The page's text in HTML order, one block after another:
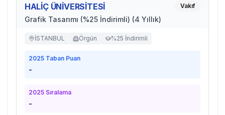
HALİÇ ÜNİVERSİTESİ
Grafik Tasarımı (%25 İndirimli) (4 Yıllık)
Vakıf
İSTANBUL Örgün %25 İndirimli
2025 Taban Puan
-
2025 Sıralama
-